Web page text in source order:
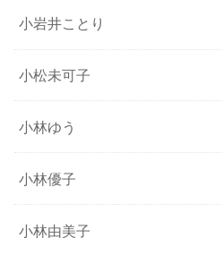
小岩井ことり
小松未可子
小林ゆう
小林優子
小林由美子